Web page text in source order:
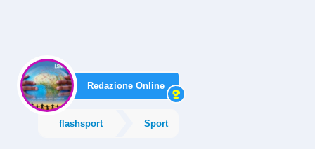
Redazione Online
flashsport Sport